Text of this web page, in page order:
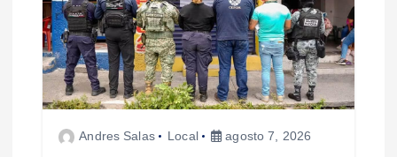
Andres Salas Local agosto 7, 2026